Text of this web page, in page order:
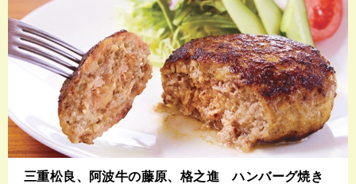
三重松良、阿波牛の藤原、格之進 ハンバーグ焼き